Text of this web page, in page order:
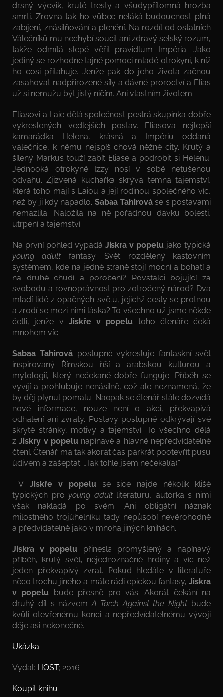
drsný výcvik, kruté tresty a všudypřítomná hrozba
smrti. Zrovna tak ho vůbec neláká budoucnost plná
zabíjení, znásilňování a plenění. Na rozdíl od ostatních
Válečníků mu nechybí soucit ani zdravý selský rozum,
takže odmítá slepě věřit pravidlům Impéria. Jako
jediný se rozhodne tajně pomoci mladé otrokyni, k níž
ho cosi přitahuje. Jenže pak do jeho života začnou
zasahovat nadpřirozené síly a dávné proroctví a Elias
už si nemůžu být jistý ničím. Ani vlastním životem.
Eliasovi a Laie dělá společnost pestrá skupinka dobře
vykreslených vedlejších postav. Eliasova nejlepší
kamarádka Helena, krásná a Impériu oddaná
válečnice, k němu nejspíš chová něžné city. Krutý a
šílený Markus touží zabít Eliase a podrobit si Helenu.
Jednooká otrokyně Izzy nosí v sobě netušenou
odvahu. Zjizvená kuchařka skrývá temná tajemství,
která toho mají s Laiou a její rodinou společného víc,
než by ji kdy napadlo. Sabaa Tahirováse s postavami
nemazlila. Naložila na ně pořádnou dávku bolesti,
utrpení a tajemství.
Na první pohled vypadá Jiskra v popelu jako typická
young adult fantasy. Svět rozdělený kastovním
systémem, kde na jedné straně stojí mocní a bohatí a
na druhé chudí a porobení? Povstalci bojující za
svobodu a rovnoprávnost pro zotročený národ? Dva
mladí lidé z opačných světů, jejichž cesty se protnou
a zrodí se mezi nimi láska? To všechno už jsme někde
četli, jenže v Jiskře v popelu toho čtenáře čeká
mnohem víc.
Sabaa Tahirová postupně vykresluje fantaskní svět
inspirovaný Římskou říší a arabskou kulturou a
mytologií, který nečekaně dobře funguje. Příběh se
vyvíjí a prohlubuje nenásilně, což ale neznamená, že
by děj plynul pomalu. Naopak se čtenář stále dozvídá
nové informace, nouze není o akci, překvapivá
odhalení ani zvraty. Postavy postupně odkrývají své
skryté stránky, motivy a tajemství. To všechno dělá
zJiskry v popelunapínavé a hlavně nepředvídatelné
čtení. Čtenář má tak akorát čas párkrát pootevřít pusu
údivem a zašeptat: „Tak tohle jsem nečekal(a).“
V Jiskře v popelu se sice najde několik klišé
typických pro young adultliteraturu, autorka s nimi
však nakládá po svém. Ani obligátní náznak
milostného trojúhelníku tady nepůsobí nevěrohodně
a předvídatelně jako v mnoha jiných knihách.
Jiskra v popelu přinesla promyšlený a napínavý
příběh, krutý svět, nejednoznačné hrdiny a víc než
jeden překvapivý zvrat. Pokud hledáte v literatuře
něco trochu jiného a máte rádi epickou fantasy, Jiskra
v popelu bude přesně pro vás. Akorát čekání na
druhý díl s názvemA Torch Against the Night bude
kvůli otevřenému konci a nepředvídatelnému vývoji
děje asi nekonečné.
Ukázka
Vydal: HOST; 2016
Koupit knihu